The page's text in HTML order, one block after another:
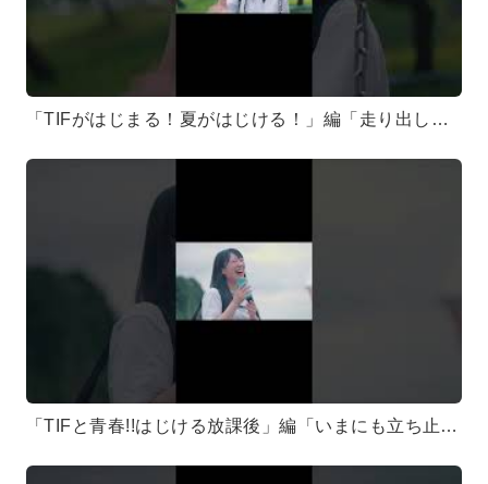
「TIFがはじまる！夏がはじける！」編「走り出したら止まれない！この夏フルスピード！」#テンテン #点染テンセイ少女 #mv
「TIFと青春!!はじける放課後」編「いまにも立ち止まってしまいそうな君へ。 これは、背中を押すサウンド。──」#テンテン #点染テンセイ少女 #mv